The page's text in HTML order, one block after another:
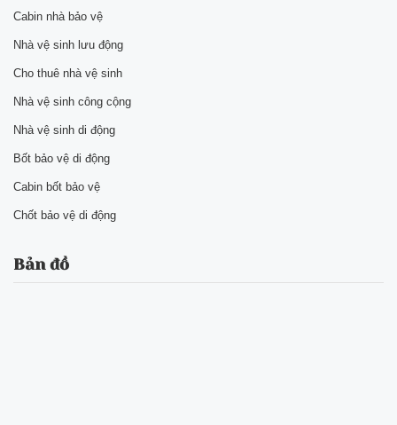
Cabin nhà bảo vệ
Nhà vệ sinh lưu động
Cho thuê nhà vệ sinh
Nhà vệ sinh công cộng
Nhà vệ sinh di động
Bốt bảo vệ di động
Cabin bốt bảo vệ
Chốt bảo vệ di động
Bản đồ